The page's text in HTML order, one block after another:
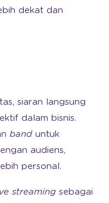
dekat dan
siaran langsung
dalam bisnis.
band untuk
audiens,
personal.
streaming sebagai